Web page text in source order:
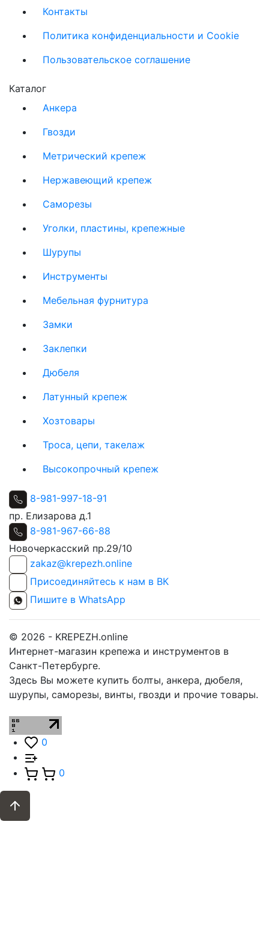
Контакты
Политика конфиденциальности и Cookie
Пользовательское соглашение
Каталог
Анкера
Гвозди
Метрический крепеж
Нержавеющий крепеж
Саморезы
Уголки, пластины, крепежные
Шурупы
Инструменты
Мебельная фурнитура
Замки
Заклепки
Дюбеля
Латунный крепеж
Хозтовары
Троса, цепи, такелаж
Высокопрочный крепеж
8-981-997-18-91
пр. Елизарова д.1
8-981-967-66-88
Новочеркасский пр.29/10
zakaz@krepezh.online
Присоединяйтесь к нам в ВК
Пишите в WhatsApp
© 2026 - KREPEZH.online
Интернет-магазин крепежа и инструментов в
Санкт-Петербурге.
Здесь Вы можете купить болты, анкера, дюбеля,
шурупы, саморезы, винты, гвозди и прочие товары.
0
0